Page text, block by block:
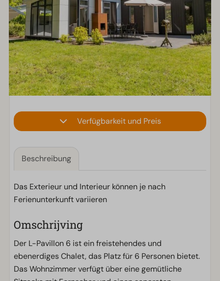
Verfügbarkeit und Preis
Beschreibung
Das Exterieur und Interieur können je nach
Ferienunterkunft variieren
Omschrijving
Der L-Pavillon 6 ist ein freistehendes und
ebenerdiges Chalet, das Platz für 6 Personen bietet.
Das Wohnzimmer verfügt über eine gemütliche